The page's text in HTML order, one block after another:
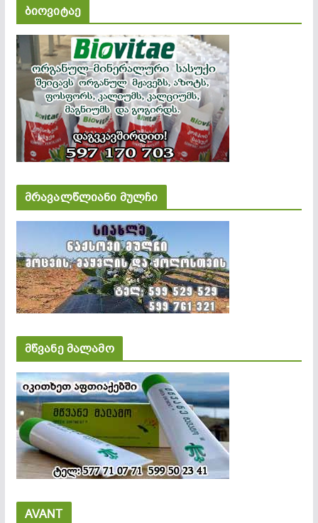
ბიოვიტაე
მრავალწლიანი მულჩი
მწვანე მალამო
AVANT